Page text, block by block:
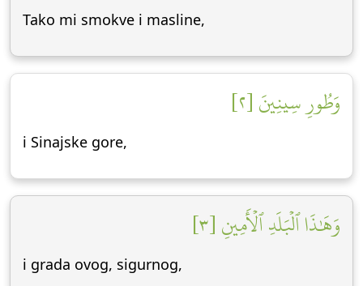
Tako mi smokve i masline,
وَطُورِ سِينِينَ [٢]
i Sinajske gore,
وَهَٰذَا ٱلۡبَلَدِ ٱلۡأَمِينِ [٣]
i grada ovog, sigurnog,